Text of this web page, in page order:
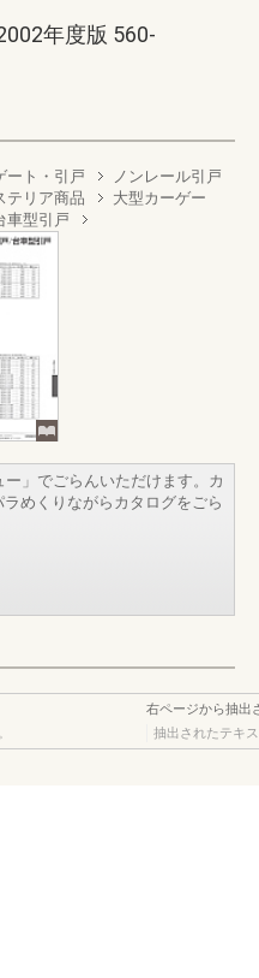
年度版 560-
ート・引戸
ノンレール引戸
テリア商品
大型カーゲー
車型引戸
」でごらんいただけます。カ
めくりながらカタログをごら
右ページから抽出
抽出されたテキ